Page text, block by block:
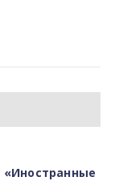
«Иностранные